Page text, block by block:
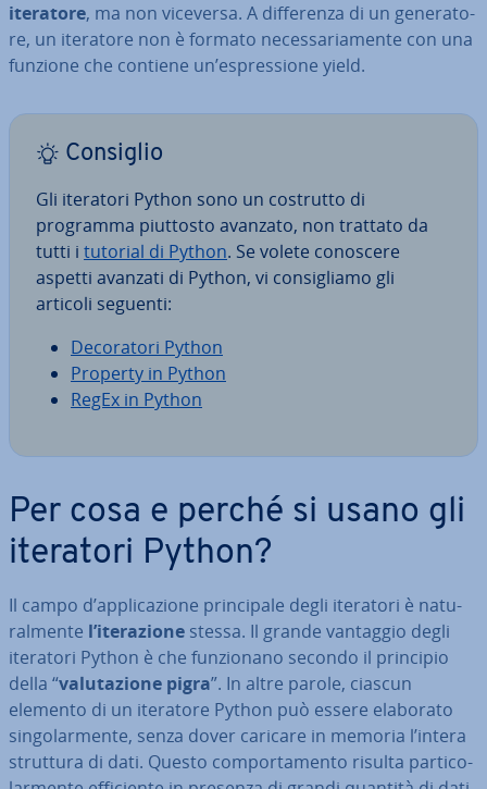
iteratore, ma non viceversa. A dif­fe­ren­za di un ge­ne­ra­to­
re, un iteratore non è formato ne­ces­sa­ria­men­te con una
funzione che contiene un’espres­sio­ne yield.
Consiglio
Gli iteratori Python sono un costrutto di
programma piuttosto avanzato, non trattato da
tutti i tutorial di Python. Se volete conoscere
aspetti avanzati di Python, vi con­si­glia­mo gli
articoli seguenti:
De­co­ra­to­ri Python
Property in Python
RegEx in Python
Per cosa e perché si usano gli
iteratori Python?
Il campo d’ap­pli­ca­zio­ne prin­ci­pa­le degli iteratori è na­tu­
ral­men­te l’ite­ra­zio­ne stessa. Il grande vantaggio degli
iteratori Python è che fun­zio­na­no secondo il principio
della “va­lu­ta­zio­ne pigra”. In altre parole, ciascun
elemento di un iteratore Python può essere elaborato
sin­go­lar­men­te, senza dover caricare in memoria l’intera
struttura di dati. Questo com­por­ta­men­to risulta par­ti­co­